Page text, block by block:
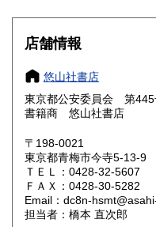
大阪府
奈良県
鳥取県 1,600
岡山県
山口県 1,600
香川県 1,600
店舗情報
悠山社書店
東京都公安委員会 第445
書籍商 悠山社書店
〒198-0021
東京都青梅市今寺5-13-9
ＴＥＬ：0428-32-5607
ＦＡＸ：0428-30-5282
Email：dc8n-
担当者：橋本 直次郎